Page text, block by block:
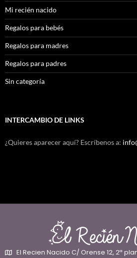
Mi recién nacido
Regalos para bebés
Regalos para madres
Regalos para padres
Sin categoría
INTERCAMBIO DE LINKS
¿Quieres aparecer aquí? Escríbenos a:
El Recien Nacido C/ Orense 12, 2ª